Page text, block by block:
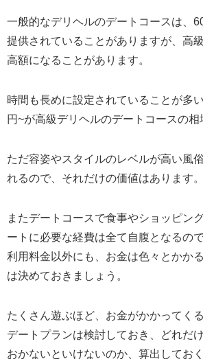
一般的なデリヘルのデートコースは、
提供されていることがありますが、高
高額になることがあります。
時間も長めに設定されていることが多
円~が高級デリヘルのデートコースの相
ただ容姿やスタイルのレベルが高い風
れるので、それだけの価値はあります。
またデートコースで食事やショッピン
ートに必要な経費は全て自腹となるの
利用料金以外にも、お金は色々とかか
は決めておきましょう。
たくさん遊ぶほど、お金がかかってく
デートプランは検討しておき、どれだ
おかないといけないのか、算出してお